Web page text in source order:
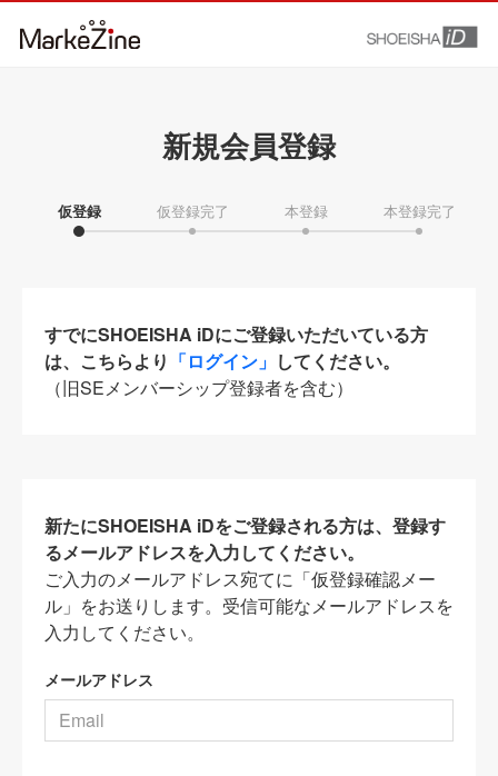
新規会員登録
仮登録 仮登録完了 本登録 本登録完了
すでにSHOEISHA iDにご登録いただいている方
は、こちらより 「ログイン」 してください。
（旧SEメンバーシップ登録者を含む）
新たにSHOEISHA iDをご登録される方は、登録す
るメールアドレスを入力してください。
ご入力のメールアドレス宛てに「仮登録確認メー
ル」をお送りします。受信可能なメールアドレスを
入力してください。
メールアドレス